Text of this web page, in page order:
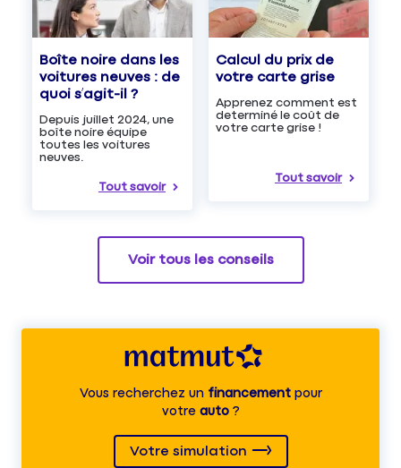
Boîte noire dans les
voitures neuves : de
quoi s’agit-il ?
Depuis juillet 2024, une
boîte noire équipe
toutes les voitures
neuves.
Tout savoir
Calcul du prix de
votre carte grise
Apprenez comment est
determiné le coût de
votre carte grise !
Tout savoir
Voir tous les conseils
Vous recherchez unfinancementpour
votre auto?
Votre simulation